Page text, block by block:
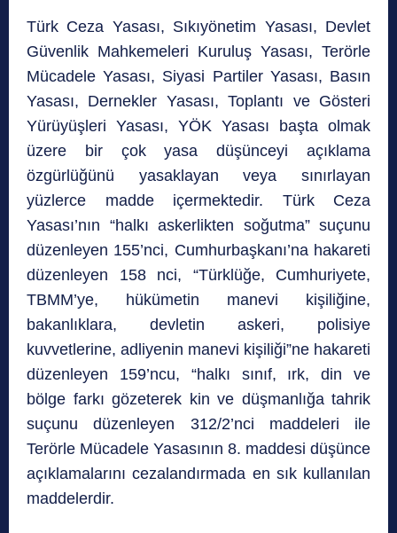
Türk Ceza Yasası, Sıkıyönetim Yasası, Devlet
Güvenlik Mahkemeleri Kuruluş Yasası, Terörle
Mücadele Yasası, Siyasi Partiler Yasası, Basın
Yasası, Dernekler Yasası, Toplantı ve Gösteri
Yürüyüşleri Yasası, YÖK Yasası başta olmak
üzere bir çok yasa düşünceyi açıklama
özgürlüğünü yasaklayan veya sınırlayan
yüzlerce madde içermektedir. Türk Ceza
Yasası’nın “halkı askerlikten soğutma” suçunu
düzenleyen 155’nci, Cumhurbaşkanı’na hakareti
düzenleyen 158 nci, “Türklüğe, Cumhuriyete,
TBMM’ye, hükümetin manevi kişiliğine,
bakanlıklara, devletin askeri, polisiye
kuvvetlerine, adliyenin manevi kişiliği”ne hakareti
düzenleyen 159’ncu, “halkı sınıf, ırk, din ve
bölge farkı gözeterek kin ve düşmanlığa tahrik
suçunu düzenleyen 312/2’nci maddeleri ile
Terörle Mücadele Yasasının 8. maddesi düşünce
açıklamalarını cezalandırmada en sık kullanılan
maddelerdir.